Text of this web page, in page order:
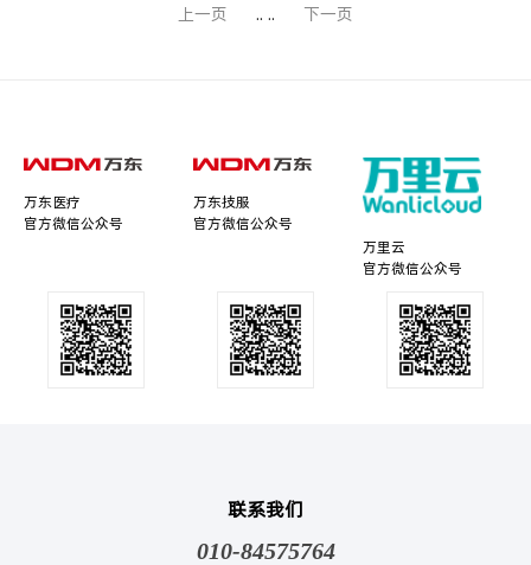
上一页 .. .. 下一页
万东医疗
官方微信公众号
万东技服
官方微信公众号
万里云
官方微信公众号
联系我们
010-84575764